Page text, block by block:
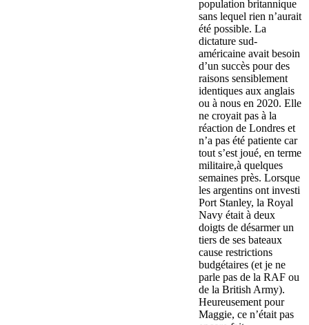
population britannique
sans lequel rien n’aurait
été possible. La
dictature sud-
américaine avait besoin
d’un succès pour des
raisons sensiblement
identiques aux anglais
ou à nous en 2020. Elle
ne croyait pas à la
réaction de Londres et
n’a pas été patiente car
tout s’est joué, en terme
militaire,à quelques
semaines près. Lorsque
les argentins ont investi
Port Stanley, la Royal
Navy était à deux
doigts de désarmer un
tiers de ses bateaux
cause restrictions
budgétaires (et je ne
parle pas de la RAF ou
de la British Army).
Heureusement pour
Maggie, ce n’était pas